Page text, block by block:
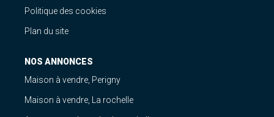
Politique des cookies
Plan du site
NOS ANNONCES
Maison à vendre, Perigny
Maison à vendre, La rochelle